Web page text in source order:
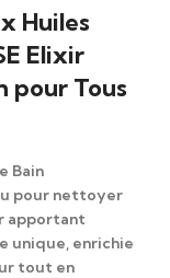
Huiles
Elixir
pour Tous
Bain
pour nettoyer
apportant
unique, enrichie
tout en